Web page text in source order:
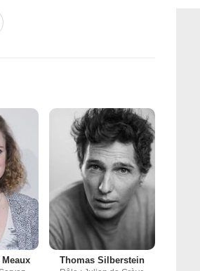
Thomas Silberstein